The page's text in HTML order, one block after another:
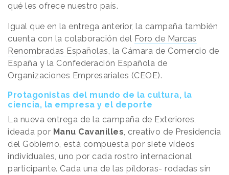
qué les ofrece nuestro país.
Igual que en la entrega anterior, la campaña también
cuenta con la colaboración del Foro de Marcas
Renombradas Españolas, la Cámara de Comercio de
España y la Confederación Española de
Organizaciones Empresariales (CEOE).
Protagonistas del mundo de la cultura, la
ciencia, la empresa y el deporte
La nueva entrega de la campaña de Exteriores,
ideada por Manu Cavanilles, creativo de Presidencia
del Gobierno, está compuesta por siete vídeos
individuales, uno por cada rostro internacional
participante. Cada una de las píldoras- rodadas sin